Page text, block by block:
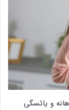
و یائسگی